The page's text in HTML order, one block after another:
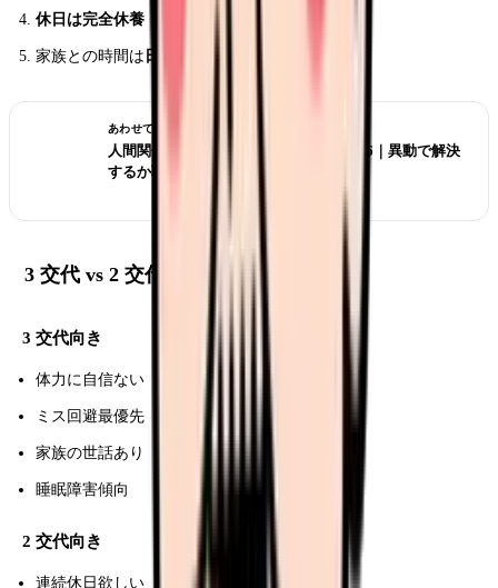
休日は完全休養
家族との時間は 日勤日 に集中
あわせて読みたい
人間関係がつらい看護師の転職判断 2026｜異動で解決
するか職場を変えるか
3 交代 vs 2 交代どちらを選ぶか
3 交代向き
体力に自信ない
ミス回避最優先
家族の世話あり
睡眠障害傾向
2 交代向き
連続休日欲しい